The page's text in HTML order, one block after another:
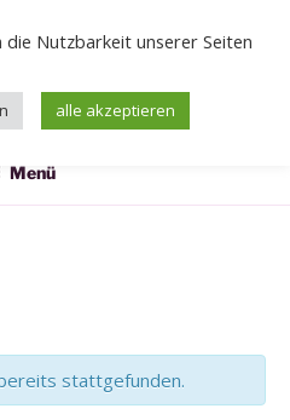
Menü
stattgefunden.
Nutzbarkeit unserer Seiten
alle akzeptieren